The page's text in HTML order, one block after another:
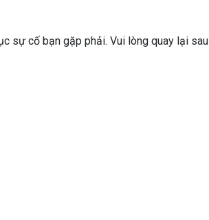
sự cố bạn gặp phải. Vui lòng quay lại sau